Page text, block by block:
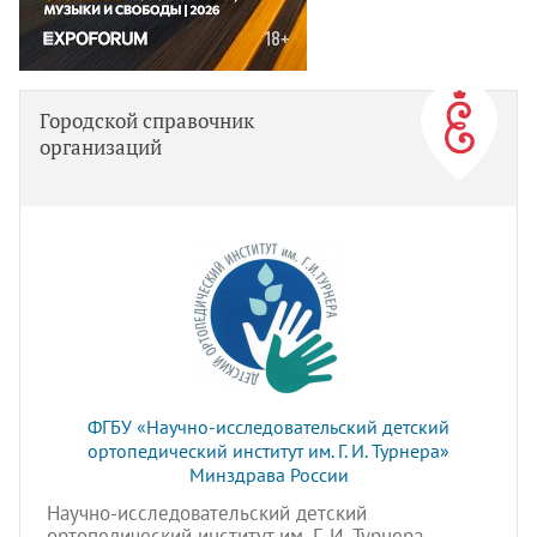
Городской справочник
организаций
ФГБУ «Научно-исследовательский детский
ортопедический институт им. Г. И. Турнера»
Минздрава России
Научно-исследовательский детский